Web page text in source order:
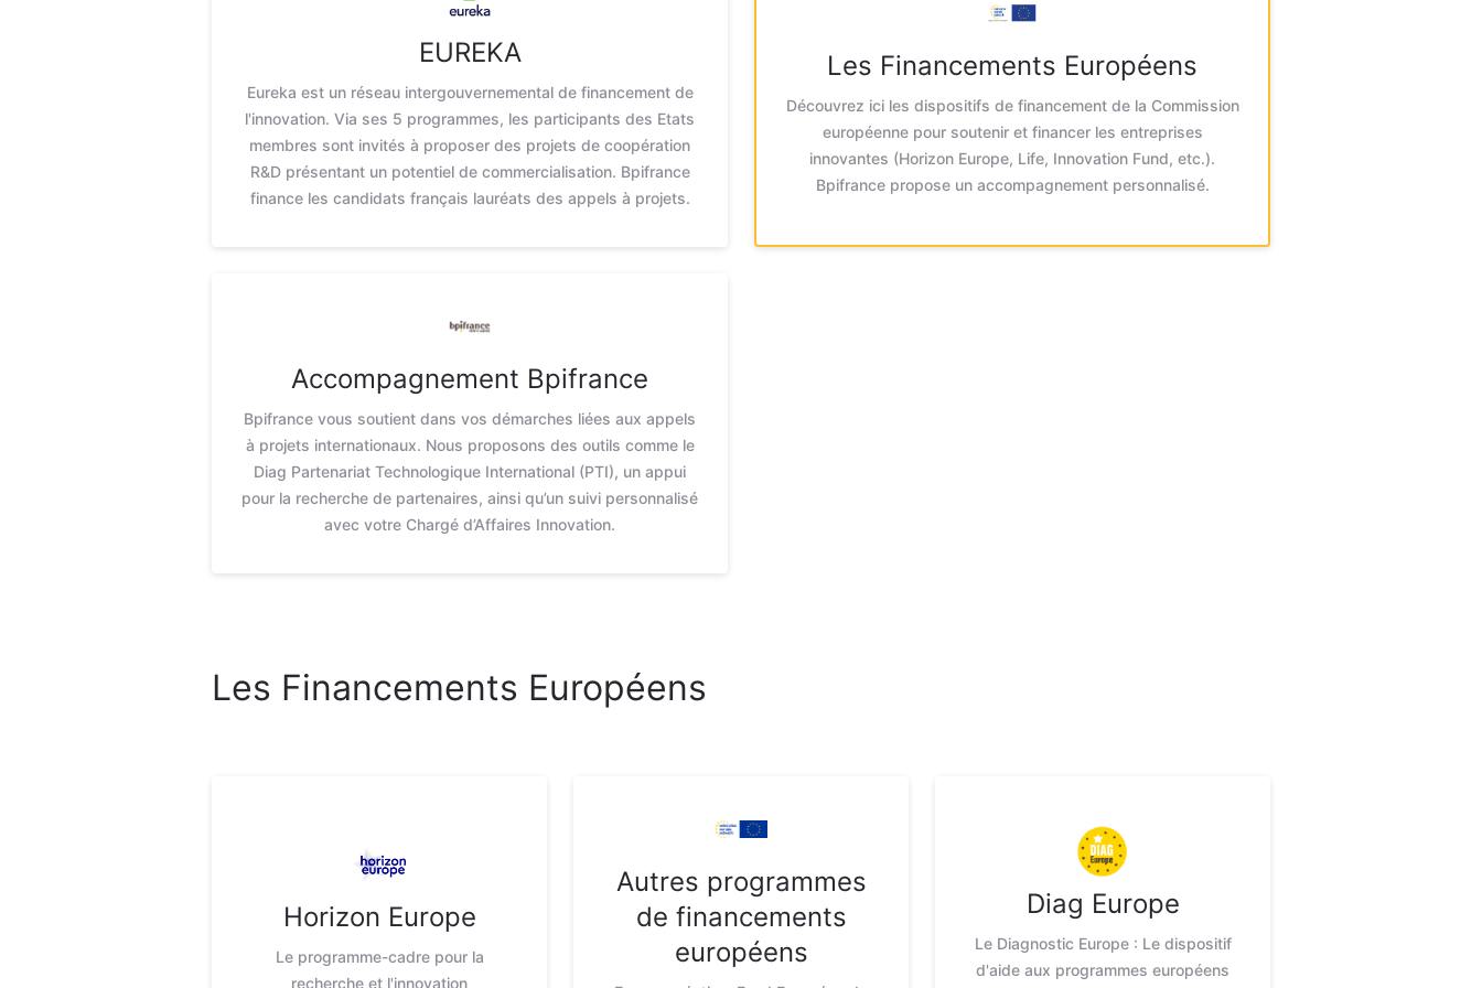
EUREKA
Eureka est un réseau intergouvernemental de financement de
l'innovation. Via ses 5 programmes, les participants des Etats
membres sont invités à proposer des projets de coopération
R&D présentant un potentiel de commercialisation. Bpifrance
finance les candidats français lauréats des appels à projets.
Les Financements Européens
Découvrez ici les dispositifs de financement de la Commission
européenne pour soutenir et financer les entreprises
innovantes (Horizon Europe, Life, Innovation Fund, etc.).
Bpifrance propose un accompagnement personnalisé.
Accompagnement Bpifrance
Bpifrance vous soutient dans vos démarches liées aux appels
à projets internationaux. Nous proposons des outils comme le
Diag Partenariat Technologique International (PTI), un appui
pour la recherche de partenaires, ainsi qu’un suivi personnalisé
avec votre Chargé d’Affaires Innovation.
Les Financements Européens
Horizon Europe
Le programme-cadre pour la
recherche et l'innovation
Autres programmes
de financements
européens
Diag Europe
Le Diagnostic Europe : Le dispositif
d'aide aux programmes européens